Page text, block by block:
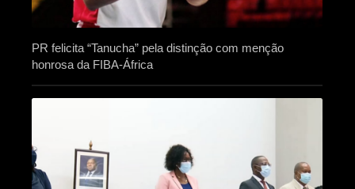
PR felicita “Tanucha” pela distinção com menção
honrosa da FIBA-África